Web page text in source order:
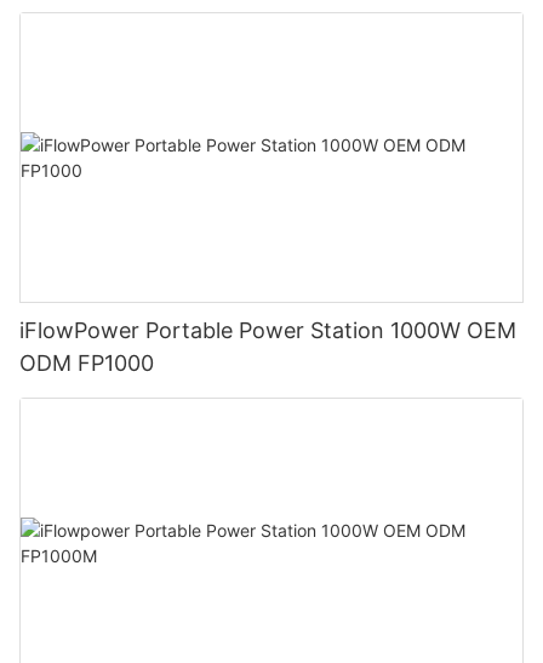
iFlowPower Portable Power Station 1000W OEM
ODM FP1000